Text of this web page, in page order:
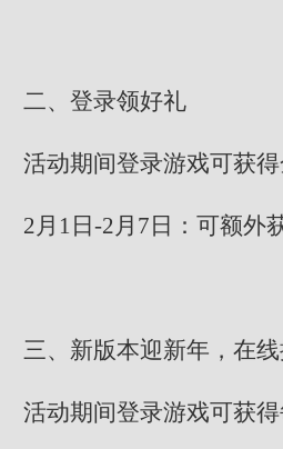
二、登录领好礼
活动期间登录游戏可获
2月1日-2月7日：可额外
三、新版本迎新年，在
活动期间登录游戏可获